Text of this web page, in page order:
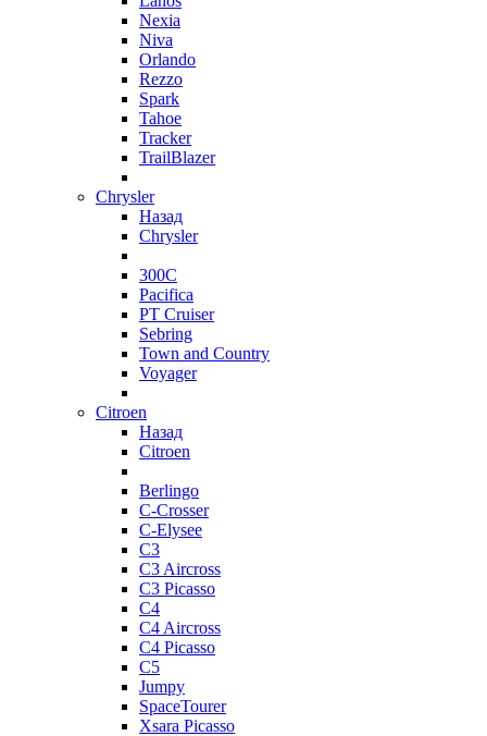
Nexia
Niva
Orlando
Rezzo
Spark
Tahoe
Tracker
TrailBlazer
Chrysler
Назад
Chrysler
300C
Pacifica
PT Cruiser
Sebring
Town and Country
Voyager
Citroen
Назад
Citroen
Berlingo
C-Crosser
C-Elysee
C3
C3 Aircross
C3 Picasso
C4
C4 Aircross
C4 Picasso
C5
Jumpy
SpaceTourer
Xsara Picasso